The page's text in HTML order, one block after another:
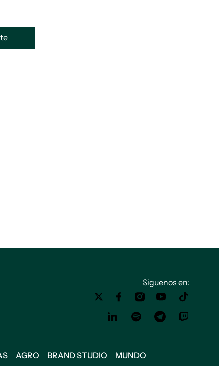
Siguenos en:
AGRO BRAND STUDIO MUNDO